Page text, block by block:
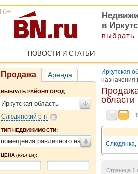
в
выбрать
НОВОСТИ И СТАТЬИ
Продажа Аренда
ВЫБРАТЬ РАЙОН/ГОРОД:
Иркутская область
Слюдянский р-н
ТИП НЕДВИЖИМОСТИ:
помещения различного назначения
ЦЕНА (РУБЛЕЙ):
-
Иркутская
назначения
области
1
Слюдянка,
Страница 1